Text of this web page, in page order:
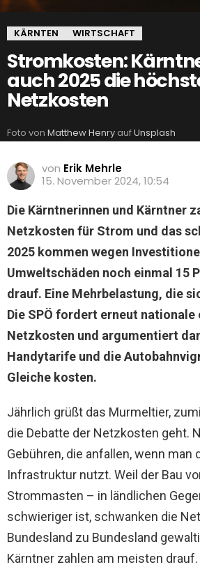
KÄRNTEN WIRTSCHAFT
Stromkosten:
auch 2025 die
Netzkosten
Foto von Matthew Henry aufUnsplash
von Erik Mehrle
15. November 2024, 10:54
Die Kärntnerinnen und Kärntner
Netzkosten für Strom und das
2025 kommen wegen
Umweltschäden noch einmal 15
drauf. Eine Mehrbelastung, die
Die SPÖ fordert erneut
Netzkosten und argumentiert
Handytarife und die
Gleiche kosten.
Jährlich grüßt das Murmeltier,
die Debatte der Netzkosten geht.
Gebühren, die anfallen, wenn man
Infrastruktur nutzt. Weil der Bau
Strommasten – in ländlichen
schwieriger ist, schwanken die
Bundesland zu Bundesland
Kärntner zahlen am meisten